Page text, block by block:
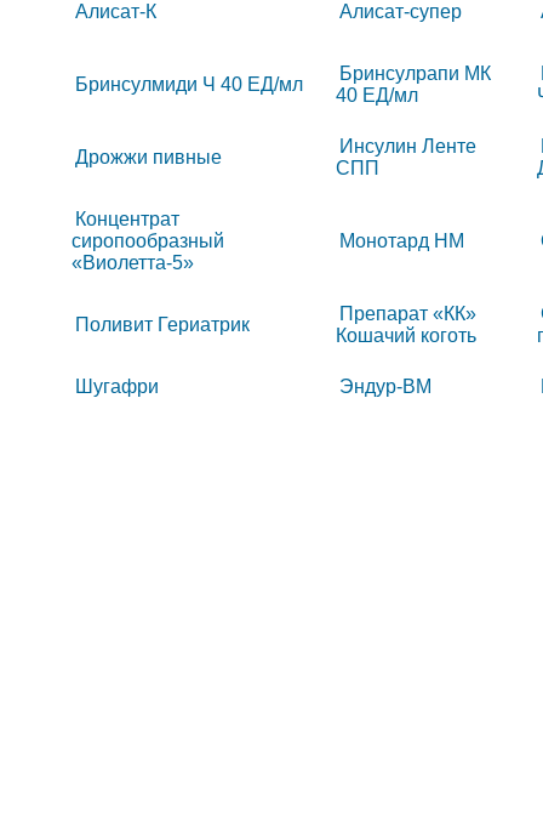
Алисат-К Алисат-супер
Бринсулмиди Ч 40 ЕД/мл
Бринсулрапи МК
40 ЕД/мл
Дрожжи пивные
Инсулин Ленте
СПП
Концентрат
сиропообразный
«Виолетта-5»
Монотард НМ
Поливит Гериатрик
Препарат «КК»
Кошачий коготь
Шугафри Эндур-ВМ